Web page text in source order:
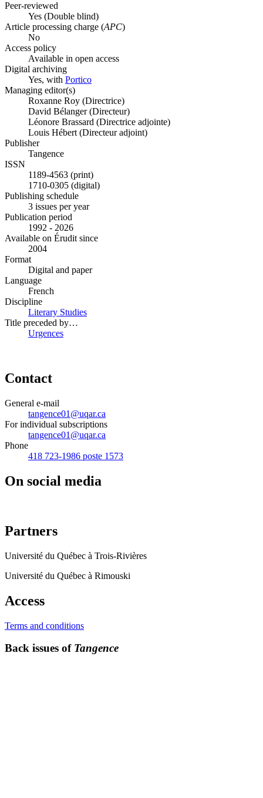
Peer-reviewed
Yes (Double blind)
Article processing charge (APC)
No
Access policy
Available in open access
Digital archiving
Yes, with Portico
Managing editor(s)
Roxanne Roy (Directrice)
David Bélanger (Directeur)
Léonore Brassard (Directrice adjointe)
Louis Hébert (Directeur adjoint)
Publisher
Tangence
ISSN
1189-4563 (print)
1710-0305 (digital)
Publishing schedule
3 issues per year
Publication period
1992 - 2026
Available on Érudit since
2004
Format
Digital and paper
Language
French
Discipline
Literary Studies
Title preceded by…
Urgences
Contact
General e-mail
tangence01@uqar.ca
For individual subscriptions
tangence01@uqar.ca
Phone
418 723-1986 poste 1573
On social media
Partners
Université du Québec à Trois-Rivières
Université du Québec à Rimouski
Access
Terms and conditions
Back issues of Tangence